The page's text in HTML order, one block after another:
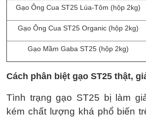
Gạo Ông Cua ST25 Lúa-Tôm (hộp 2kg)
Gạo Ông Cua ST25 Organic (hộp 2kg)
Gạo Mầm Gaba ST25 (hộp 2kg)
Cách phân biệt gạo ST25 thật,
Tình trạng gạo ST25 bị làm
kém chất lượng khá phổ biến